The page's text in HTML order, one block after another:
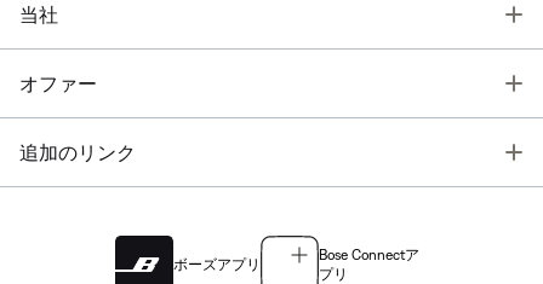
当社
オファー
追加のリンク
ボーズアプリ
Bose Connectア
プリ